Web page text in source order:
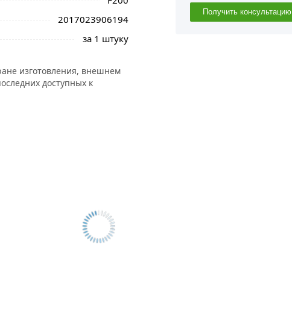
2017023906194
за 1 штуку
изготовления, внешнем
доступных к
Получить консультацию